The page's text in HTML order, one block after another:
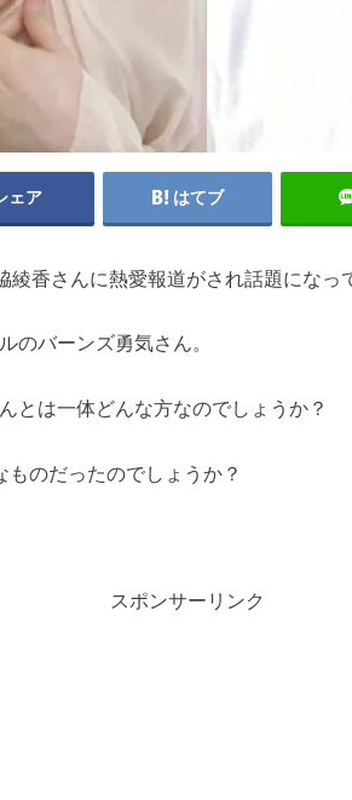
ェア はてブ
香さんに熱愛報道がされ話題になっ
のバーンズ勇気さん。
とは一体どんな方なのでしょうか？
のだったのでしょうか？
スポンサーリンク